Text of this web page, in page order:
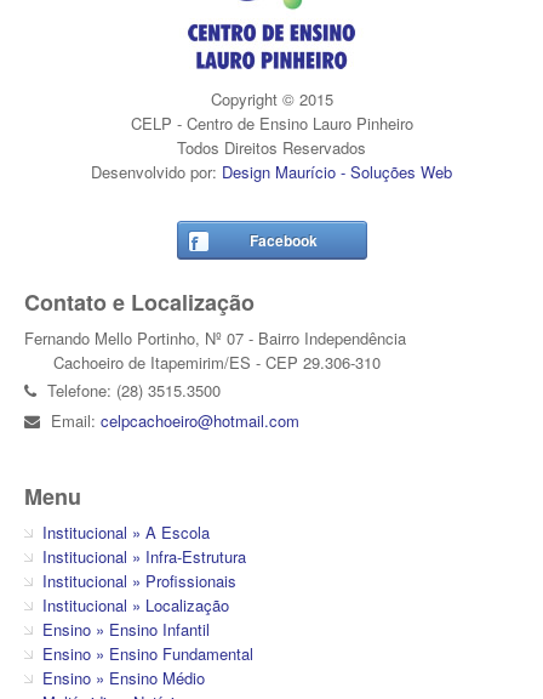
Copyright © 2015
CELP - Centro de Ensino Lauro Pinheiro
Todos Direitos Reservados
Desenvolvido por: Design Maurício - Soluções Web
Facebook
Contato e Localização
Fernando Mello Portinho, Nº 07 - Bairro Independência
Cachoeiro de Itapemirim/ES - CEP 29.306-310
Telefone: (28) 3515.3500
Email:celpcachoeiro@hotmail.com
Menu
Institucional » A Escola
Institucional » Infra-Estrutura
Institucional » Profissionais
Institucional » Localização
Ensino » Ensino Infantil
Ensino » Ensino Fundamental
Ensino » Ensino Médio